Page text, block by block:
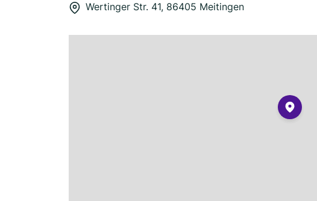
Wertinger Str. 41, 86405 Meitingen